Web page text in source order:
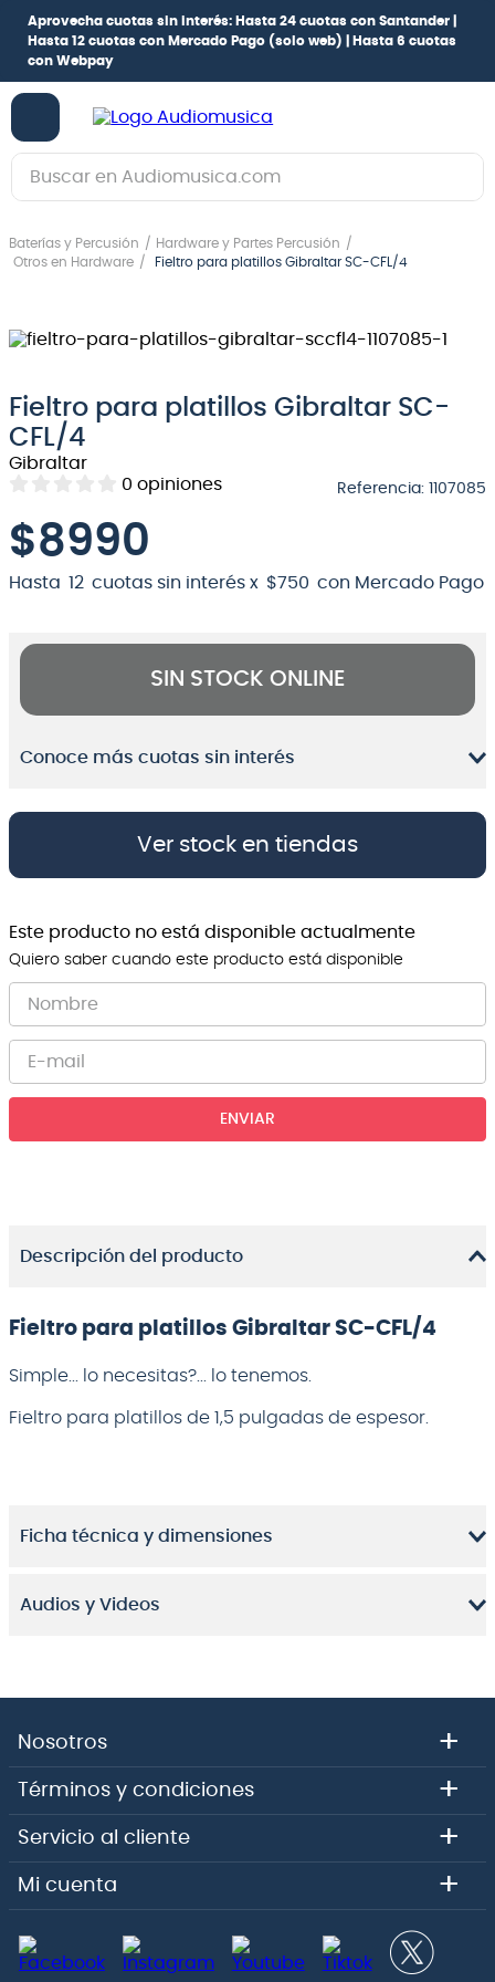
Aprovecha cuotas sin interés: Hasta 24 cuotas con Santander |
Hasta 12 cuotas con Mercado Pago (solo web) |
Hasta 6 cuotas
con Webpay
Buscar en Audiomusica.com
Baterías y Percusión
Hardware y Partes Percusión
Otros en Hardware
Fieltro para platillos Gibraltar SC-CFL/4
Fieltro para platillos Gibraltar SC-
CFL/4
Gibraltar
0 opiniones Referencia: 1107085
$8990
Hasta 12 cuotas sin interés x $750 con Mercado Pago
SIN STOCK ONLINE
Conoce más cuotas sin interés
Ver stock en tiendas
Este producto no está disponible actualmente
Quiero saber cuando este producto está disponible
ENVIAR
Descripción del producto
Fieltro para platillos Gibraltar SC-CFL/4
Simple... lo necesitas?... lo tenemos.
Fieltro para platillos de 1,5 pulgadas de espesor.
Ficha técnica y dimensiones
Audios y Videos
Nosotros +
Términos y condiciones +
Servicio al cliente +
Mi cuenta +
1.
guitarra electrica
3.
guitarra electroacústica
5.
amplificador
6 .
guitarra
8 .
bateria